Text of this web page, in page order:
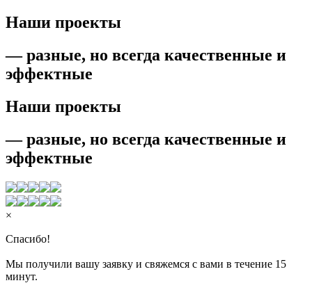
Наши проекты
— разные, но всегда качественные и
эффектные
Наши проекты
— разные, но всегда качественные и
эффектные
×
Спасибо!
Мы получили вашу заявку и свяжемся с вами в течение 15
минут.